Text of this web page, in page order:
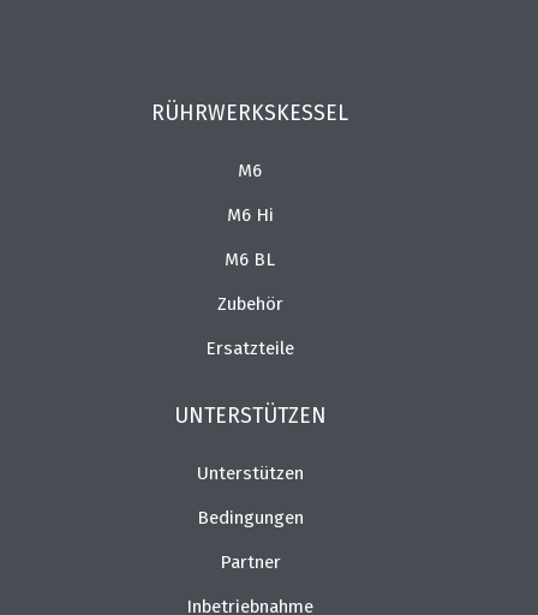
RÜHRWERKSKESSEL
M6
M6 Hi
M6 BL
Zubehör
Ersatzteile
UNTERSTÜTZEN
Unterstützen
Bedingungen
Partner
Inbetriebnahme